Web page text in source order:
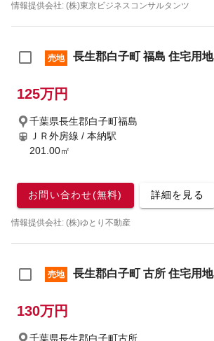
情報提供会社: (株)東京ビジネスコンサルタンツ
売地 長生郡白子町 福島 住宅用地
125万円
千葉県長生郡白子町福島
ＪＲ外房線 / 本納駅
201.00㎡
お問い合わせ(無料) 詳細を見る
情報提供会社: (株)ゆとり不動産
売地 長生郡白子町 古所 住宅用地
130万円
千葉県長生郡白子町古所